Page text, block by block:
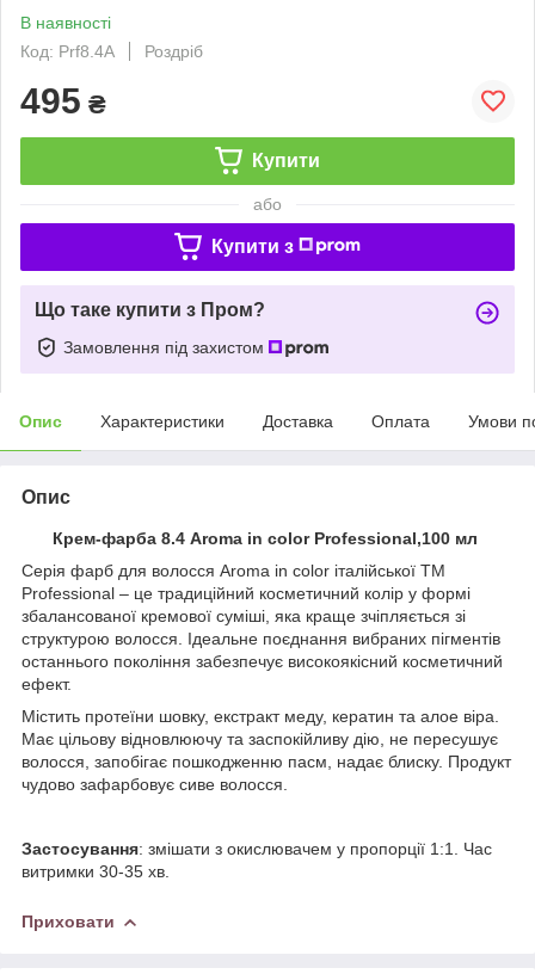
В наявності
Код: Prf8.4A
Роздріб
495 ₴
Купити
або
Купити з
Що таке купити з Пром?
Замовлення під захистом
Опис Характеристики Доставка Оплата Умови
Опис
Крем-фарба 8.4 Aroma in color Professional,100 мл
Серія фарб для волосся Aroma in color італійської ТМ
Professional – це традиційний косметичний колір у формі
збалансованої кремової суміші, яка краще зчіпляється зі
структурою волосся. Ідеальне поєднання вибраних пігментів
останнього покоління забезпечує високоякісний косметичний
ефект.
Містить протеїни шовку, екстракт меду, кератин та алое віра.
Має цільову відновлюючу та заспокійливу дію, не пересушує
волосся, запобігає пошкодженню пасм, надає блиску. Продукт
чудово зафарбовує сиве волосся.
Застосування: змішати з окислювачем у пропорції 1:1. Час
витримки 30-35 хв.
Приховати